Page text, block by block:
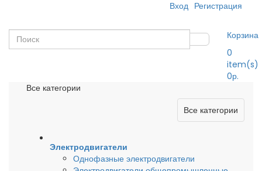
Вход Регистрация
Корзина
0
item(s)
0р.
Все категории
Все категории
Электродвигатели
Однофазные электродвигатели